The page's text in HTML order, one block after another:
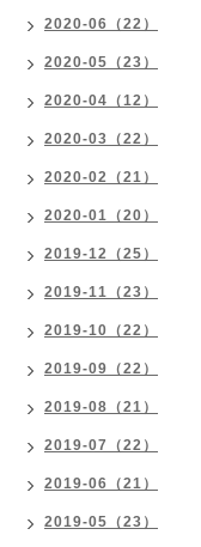
2020-06（22）
2020-05（23）
2020-04（12）
2020-03（22）
2020-02（21）
2020-01（20）
2019-12（25）
2019-11（23）
2019-10（22）
2019-09（22）
2019-08（21）
2019-07（22）
2019-06（21）
2019-05（23）